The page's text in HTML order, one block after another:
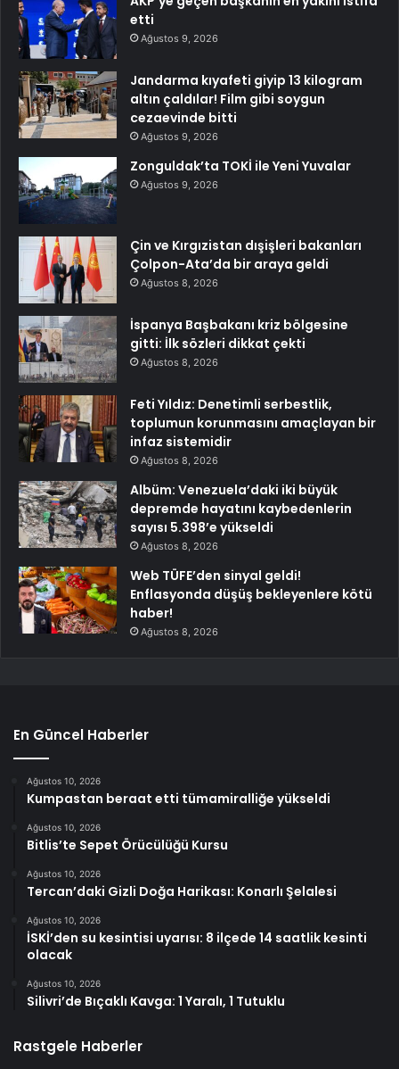
etti
Ağustos 9, 2026
Jandarma kıyafeti giyip 13 kilogram
altın çaldılar! Film gibi soygun
cezaevinde bitti
Ağustos 9, 2026
Zonguldak’ta TOKİ ile Yeni Yuvalar
Ağustos 9, 2026
Çin ve Kırgızistan dışişleri bakanları
Çolpon-Ata’da bir araya geldi
Ağustos 8, 2026
İspanya Başbakanı kriz bölgesine
gitti: İlk sözleri dikkat çekti
Ağustos 8, 2026
Feti Yıldız: Denetimli serbestlik,
toplumun korunmasını amaçlayan bir
infaz sistemidir
Ağustos 8, 2026
Albüm: Venezuela’daki iki büyük
depremde hayatını kaybedenlerin
sayısı 5.398’e yükseldi
Ağustos 8, 2026
Web TÜFE’den sinyal geldi!
Enflasyonda düşüş bekleyenlere kötü
haber!
Ağustos 8, 2026
En Güncel Haberler
Ağustos 10, 2026
Kumpastan beraat etti tümamiralliğe yükseldi
Ağustos 10, 2026
Bitlis’te Sepet Örücülüğü Kursu
Ağustos 10, 2026
Tercan’daki Gizli Doğa Harikası: Konarlı Şelalesi
Ağustos 10, 2026
İSKİ’den su kesintisi uyarısı: 8 ilçede 14 saatlik kesinti
olacak
Ağustos 10, 2026
Silivri’de Bıçaklı Kavga: 1 Yaralı, 1 Tutuklu
Rastgele Haberler